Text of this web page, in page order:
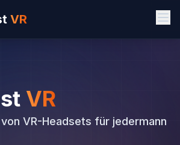
VR
VR
VR-Headsets für jedermann